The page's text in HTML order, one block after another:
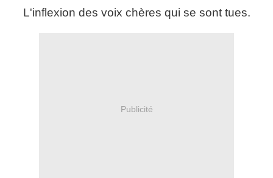
L'inflexion des voix chères qui se sont tues.
Publicité